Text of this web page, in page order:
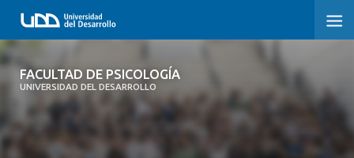
FACULTAD DE PSICOLOGÍA
UNIVERSIDAD DEL DESARROLLO
FACULTAD DE PSICOLOGÍA